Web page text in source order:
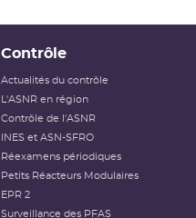
Contrôle
Actualités du contrôle
L'ASNR en région
Contrôle de l'ASNR
INES et ASN-SFRO
Réexamens périodiques
Petits Réacteurs Modulaires
EPR 2
Surveillance des PFAS